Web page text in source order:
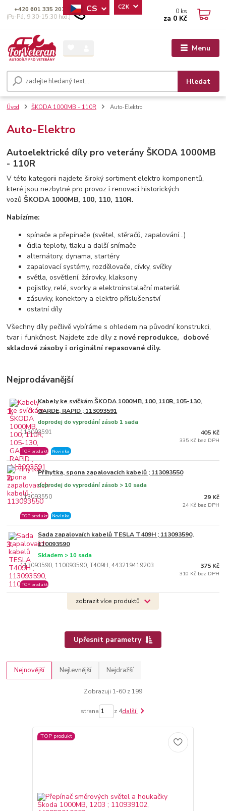
Menu
CS CZK
Hledat
+420 601 335 207
(Po-Pá, 9:30-15:30 hod.)
0 ks
za 0 Kč
Úvod ŠKODA 1000MB - 110R Auto-Elektro
Auto-Elektro
Autoelektrické díly pro veterány ŠKODA 1000MB
- 110R
V této kategorii najdete široký sortiment elektro komponentů,
které jsou nezbytné pro provoz i renovaci historických
vozůŠKODA 1000MB, 100, 110, 110R.
Nabízíme:
spínače a přepínače (světel, stěračů, zapalování…)
čidla teploty, tlaku a další snímače
alternátory, dynama, startéry
zapalovací systémy, rozdělovače, cívky, svíčky
světla, osvětlení, žárovky, klaksony
pojistky, relé, svorky a elektroinstalační materiál
zásuvky, konektory a elektro příslušenství
ostatní díly
Všechny díly pečlivě vybíráme s ohledem na původní konstrukci,
tvar i funkčnost. Najdete zde díly z nové reprodukce, dobové
skladové zásoby i originální repasované díly.
Nejprodávanější
1.
Kabely ke svíčkám ŠKODA 1000MB, 100, 110R, 105-130,
GARDE, RAPID ; 113093591
113093591
doprodej do vyprodání zásob 1 sada
TOP produkt Novinka
405 Kč
335 Kč bez DPH
2. Příhytka, spona zapalovacích kabelů ; 113093550
113093550
doprodej do vyprodání zásob > 10 sada
TOP produkt Novinka
29 Kč
24 Kč bez DPH
3.
Sada zapalovaích kabelů TESLA T409H ; 113093590,
110093590
113093590, 110093590, T409H, 443219419203
Skladem > 10 sada
TOP produkt
375 Kč
310 Kč bez DPH
zobrazit více produktů
Upřesnit parametry
Nejnovější Nejlevnější Nejdražší
Zobrazuji 1-60 z 199
strana z 4další
TOP produkt